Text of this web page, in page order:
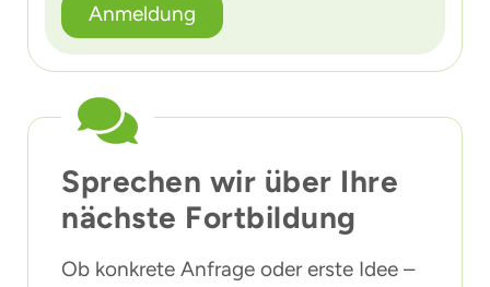
Anmeldung
Sprechen wir über Ihre
nächste Fortbildung
Ob konkrete Anfrage oder erste Idee –